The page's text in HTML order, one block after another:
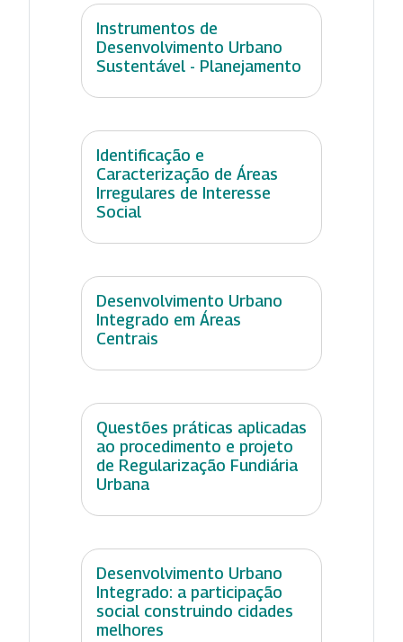
Instrumentos de
Desenvolvimento Urbano
Sustentável - Planejamento
Identificação e
Caracterização de Áreas
Irregulares de Interesse
Social
Desenvolvimento Urbano
Integrado em Áreas
Centrais
Questões práticas aplicadas
ao procedimento e projeto
de Regularização Fundiária
Urbana
Desenvolvimento Urbano
Integrado: a participação
social construindo cidades
melhores